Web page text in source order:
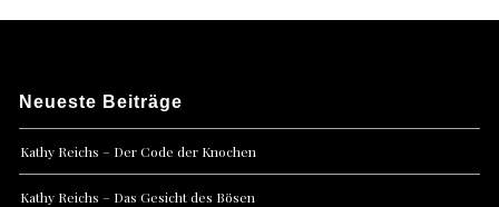
Neueste Beiträge
Kathy Reichs – Der Code der Knochen
Kathy Reichs – Das Gesicht des Bösen